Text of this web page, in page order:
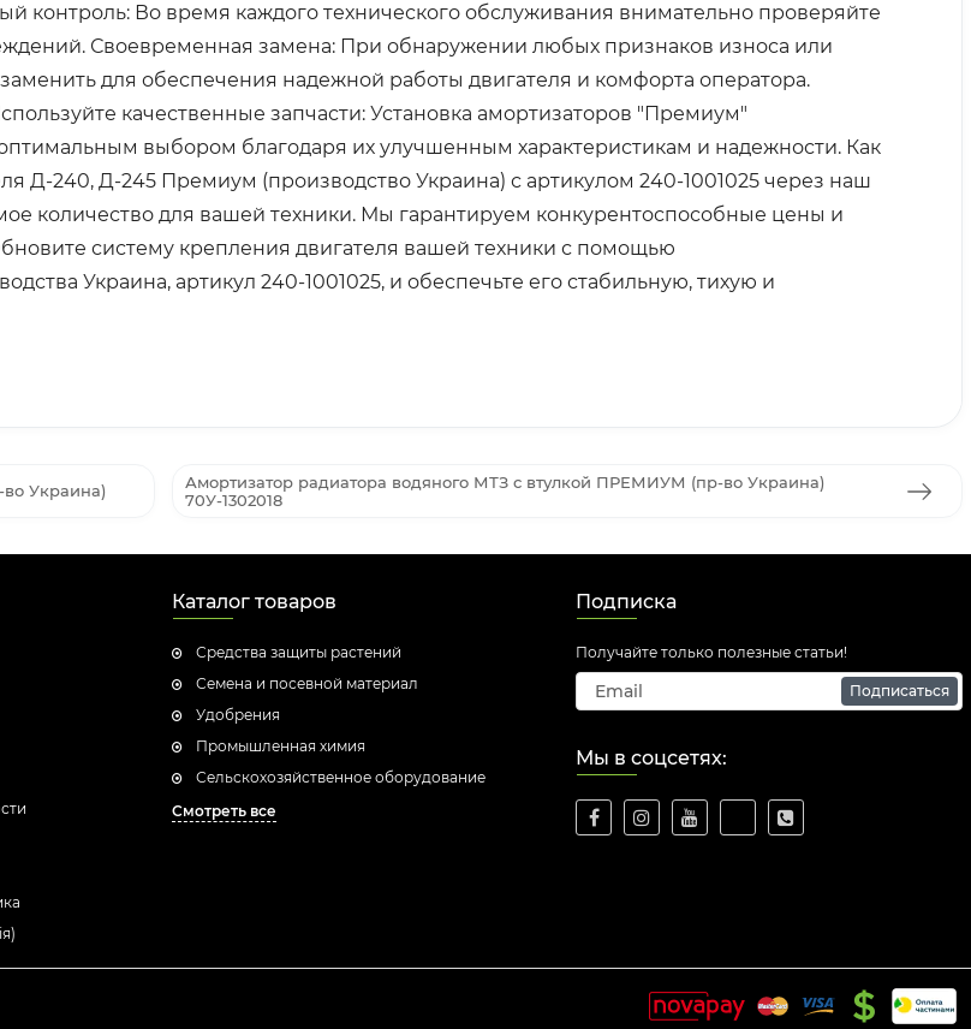
контроль: Во время каждого технического обслуживания внимательно проверяйте
Своевременная замена: При обнаружении любых признаков износа или
для обеспечения надежной работы двигателя и комфорта оператора.
качественные запчасти: Установка амортизаторов "Премиум"
выбором благодаря их улучшенным характеристикам и надежности. Как
Д-240, Д-245 Премиум (производство Украина) с артикулом 240-1001025 через наш
количество для вашей техники. Мы гарантируем конкурентоспособные цены и
систему крепления двигателя вашей техники с помощью
Украина, артикул 240-1001025, и обеспечьте его стабильную, тихую и
Украина)
Амортизатор радиатора водяного МТЗ с втулкой ПРЕМИУМ (пр-во Украина)
70У-1302018
Каталог товаров
Средства защиты растений
Семена и посевной материал
Удобрения
Промышленная химия
Сельскохозяйственное оборудование
Смотреть все
Подписка
Получайте только полезные статьи!
Подписаться
Мы в соцсетях: